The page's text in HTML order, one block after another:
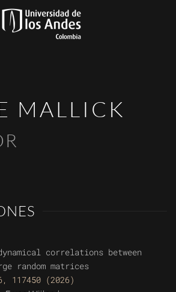
MALLICK
correlations between
random matrices
117450 (2026)